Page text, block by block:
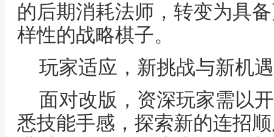
的后期消耗法师，转变为具
样性的战略棋子。
玩家适应，新挑战与新机遇
面对改版，资深玩家需以
悉技能手感，探索新的连招